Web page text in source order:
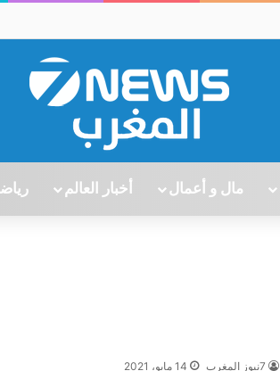
مال و أعمال أخبار العالم
7نيوز المغرب 14 مايو، 2021